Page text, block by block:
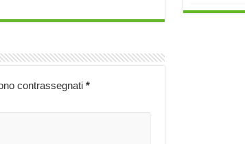
contrassegnati *